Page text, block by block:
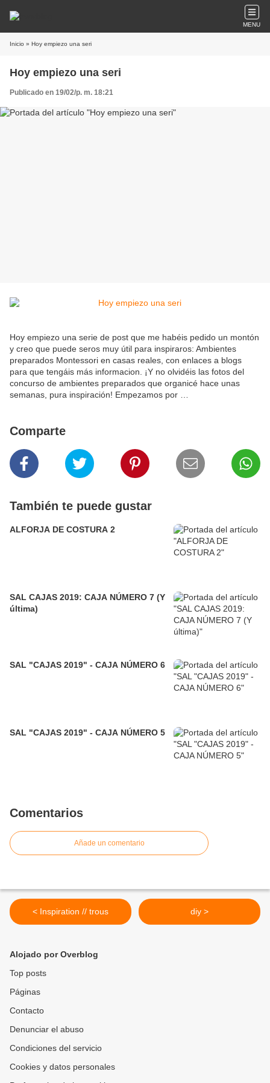
MENU
Inicio » Hoy empiezo una seri
Hoy empiezo una seri
Publicado en 19/02/p. m. 18:21
Hoy empiezo una serie de post que me habéis pedido un montón
y creo que puede seros muy útil para inspiraros: Ambientes
preparados Montessori en casas reales, con enlaces a blogs
para que tengáis más informacion. ¡Y no olvidéis las fotos del
concurso de ambientes preparados que organicé hace unas
semanas, pura inspiración! Empezamos por …
Comparte
También te puede gustar
ALFORJA DE COSTURA 2
SAL CAJAS 2019: CAJA NÚMERO 7 (Y
última)
SAL "CAJAS 2019" - CAJA NÚMERO 6
SAL "CAJAS 2019" - CAJA NÚMERO 5
Comentarios
Añade un comentario
< Inspiration // trous diy >
Alojado por Overblog
Top posts
Páginas
Contacto
Denunciar el abuso
Condiciones del servicio
Cookies y datos personales